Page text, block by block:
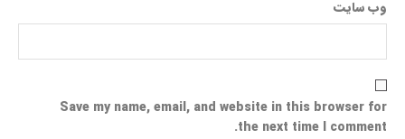
وب‌ سایت
Save my name, email, and website in this browser for
the next time I comment.